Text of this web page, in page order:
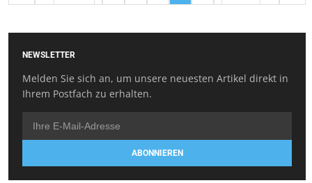
NEWSLETTER
Melden Sie sich an, um unsere neuesten Artikel direkt in
Ihrem Postfach zu erhalten.
ABONNIEREN